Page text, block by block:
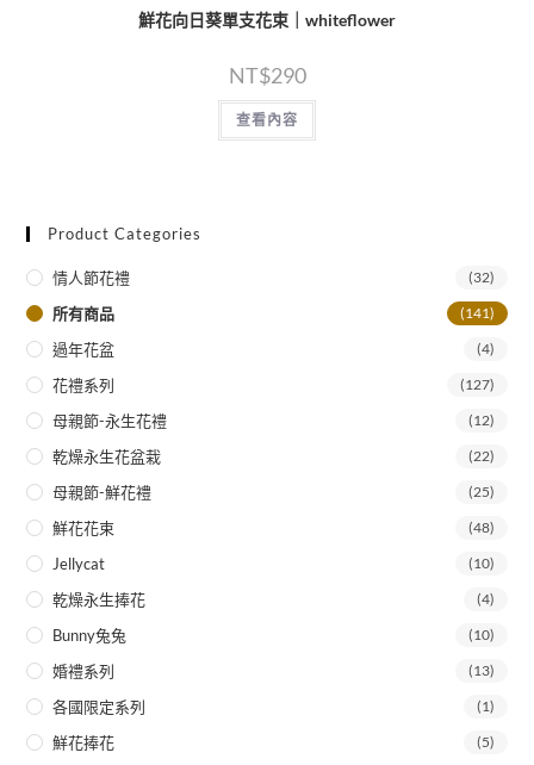
鮮花向日葵單支花束｜whiteflower
NT$290
查看內容
Product Categories
情人節花禮 (32)
所有商品 (141)
過年花盆 (4)
花禮系列 (127)
母親節-永生花禮 (12)
乾燥永生花盆栽 (22)
母親節-鮮花禮 (25)
鮮花花束 (48)
Jellycat (10)
乾燥永生捧花 (4)
Bunny兔兔 (10)
婚禮系列 (13)
各國限定系列 (1)
鮮花捧花 (5)